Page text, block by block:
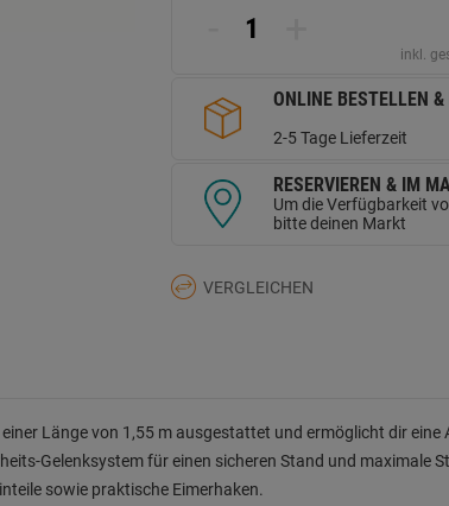
inkl.
ONLINE BESTELLEN
2-5 Tage Lieferzeit
RESERVIEREN & IM
Um die Verfügbarkeit
bitte deinen Markt
VERGLEICHEN
Länge von 1,55 m ausgestattet und ermöglicht dir eine
Gelenksystem für einen sicheren Stand und maximale
sowie praktische Eimerhaken.